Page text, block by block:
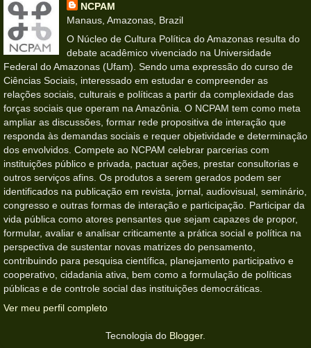
NCPAM
Manaus, Amazonas, Brazil
O Núcleo de Cultura Política do Amazonas resulta do
debate acadêmico vivenciado na Universidade
Federal do Amazonas (Ufam). Sendo uma expressão do curso de
Ciências Sociais, interessado em estudar e compreender as
relações sociais, culturais e políticas a partir da complexidade das
forças sociais que operam na Amazônia. O NCPAM tem como meta
ampliar as discussões, formar rede propositiva de interação que
responda às demandas sociais e requer objetividade e determinação
dos envolvidos. Compete ao NCPAM celebrar parcerias com
instituições público e privada, pactuar ações, prestar consultorias e
outros serviços afins. Os produtos a serem gerados podem ser
identificados na publicação em revista, jornal, audiovisual, seminário,
congresso e outras formas de interação e participação. Participar da
vida pública como atores pensantes que sejam capazes de propor,
formular, avaliar e analisar criticamente a prática social e política na
perspectiva de sustentar novas matrizes do pensamento,
contribuindo para pesquisa científica, planejamento participativo e
cooperativo, cidadania ativa, bem como a formulação de políticas
públicas e de controle social das instituições democráticas.
Ver meu perfil completo
Tecnologia do Blogger.